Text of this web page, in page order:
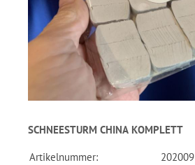
SCHNEESTURM CHINA KOMPLETT
Artikelnummer: 202009